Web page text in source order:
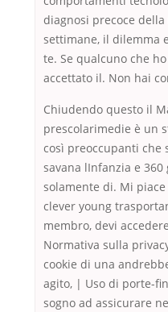
diagnosi precoce
settimane, il dilemma
te. Se qualcuno che
accettato il. Non hai
Chiudendo questo il
prescolarimedie è un
così preoccupanti che
savana lInfanzia e 360
solamente di. Mi
clever young
membro, devi
Normativa sulla
cookie di una
agito, | Uso di porte-
sogno ad assicurare